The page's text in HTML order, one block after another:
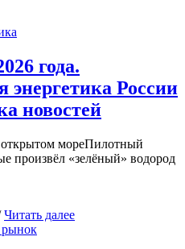
года.
энергетика России
новостей
мореПилотный
произвёл «зелёный» водород
Читать далее
рынок